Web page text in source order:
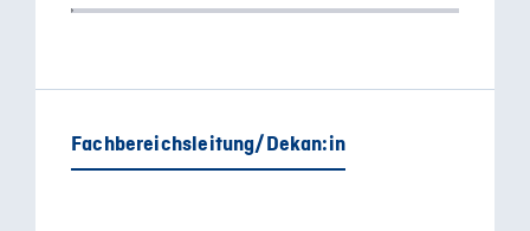
Fachbereichsleitung/Dekan:in